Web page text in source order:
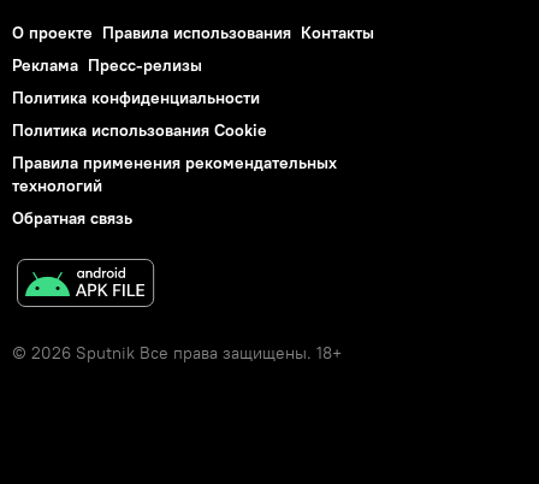
О проекте Правила использования Контакты
Реклама Пресс-релизы
Политика конфиденциальности
Политика использования Cookie
Правила применения рекомендательных
технологий
Обратная связь
© 2026 Sputnik Все права защищены. 18+